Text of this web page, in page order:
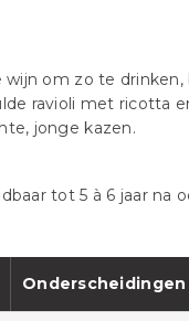
wijn om zo te
ravioli met ricotta
jonge kazen.
tot 5 à 6 jaar na
Onderscheidingen